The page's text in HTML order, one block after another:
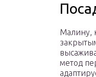
Малину,
метод